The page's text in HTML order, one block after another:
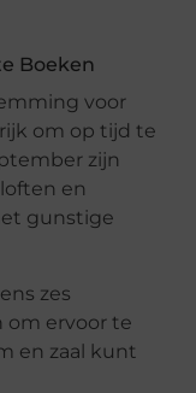
Boeken
voor
om op tijd te
zijn
en
gunstige
zes
om ervoor te
en zaal kunt